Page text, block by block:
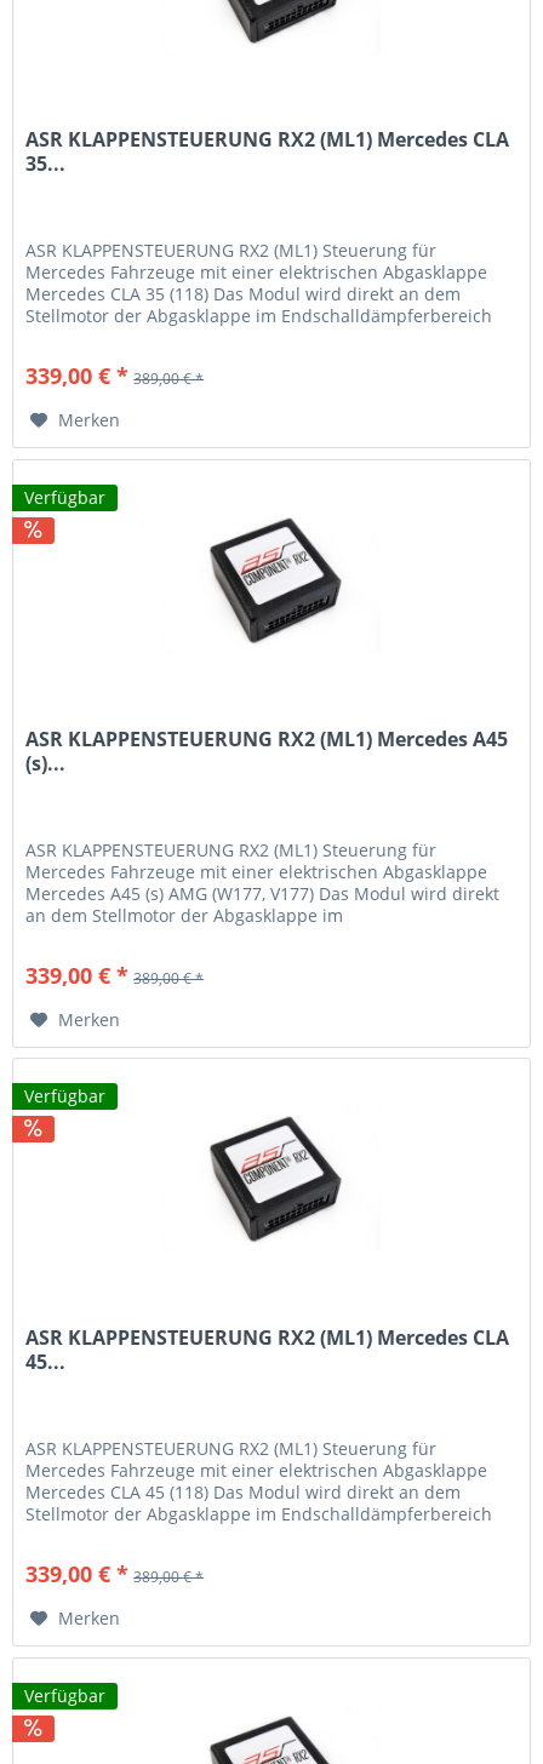
ASR KLAPPENSTEUERUNG RX2 (ML1) Mercedes CLA
35...
ASR KLAPPENSTEUERUNG RX2 (ML1) Steuerung für
Mercedes Fahrzeuge mit einer elektrischen Abgasklappe
Mercedes CLA 35 (118) Das Modul wird direkt an dem
Stellmotor der Abgasklappe im Endschalldämpferbereich
339,00 € * 389,00 € *
Merken
Verfügbar
ASR KLAPPENSTEUERUNG RX2 (ML1) Mercedes A45
(s)...
ASR KLAPPENSTEUERUNG RX2 (ML1) Steuerung für
Mercedes Fahrzeuge mit einer elektrischen Abgasklappe
Mercedes A45 (s) AMG (W177, V177) Das Modul wird direkt
an dem Stellmotor der Abgasklappe im
339,00 € * 389,00 € *
Merken
Verfügbar
ASR KLAPPENSTEUERUNG RX2 (ML1) Mercedes CLA
45...
ASR KLAPPENSTEUERUNG RX2 (ML1) Steuerung für
Mercedes Fahrzeuge mit einer elektrischen Abgasklappe
Mercedes CLA 45 (118) Das Modul wird direkt an dem
Stellmotor der Abgasklappe im Endschalldämpferbereich
339,00 € * 389,00 € *
Merken
Verfügbar